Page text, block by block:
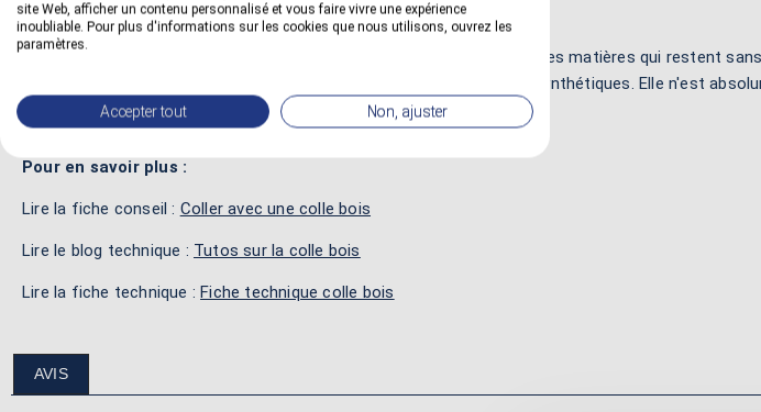
coulures.
Cette colle à base d'eau ne contient pas de solvant mais seulement des matières qui restent
pétroliers, les hydrocarbures, les xylènes, les naphtas ou les résines synthétiques. Elle n'est
Pour en savoir plus :
Lire la fiche conseil : Coller avec une colle bois
Lire le blog technique : Tutos sur la colle bois
Lire la fiche technique :Fiche technique colle bois
AVIS
site Web, afficher un contenu personnalisé et vous faire vivre une expérience
inoubliable. Pour plus d'informations sur les cookies que nous utilisons, ouvrez les
paramètres.
Accepter tout Non, ajuster